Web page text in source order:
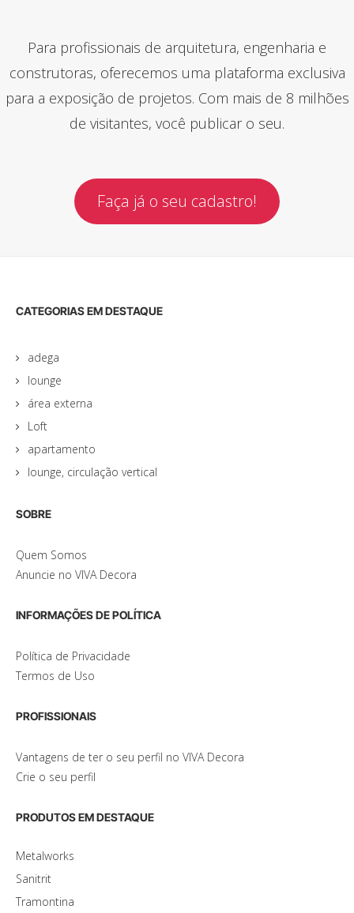
Para profissionais de arquitetura, engenharia e
construtoras, oferecemos uma plataforma exclusiva
para a exposição de projetos. Com mais de 8 milhões
de visitantes, você publicar o seu.
Faça já o seu cadastro!
CATEGORIAS EM DESTAQUE
adega
lounge
área externa
Loft
apartamento
lounge, circulação vertical
SOBRE
Quem Somos
Anuncie no VIVA Decora
INFORMAÇÕES DE POLÍTICA
Política de Privacidade
Termos de Uso
PROFISSIONAIS
Vantagens de ter o seu perfil no VIVA Decora
Crie o seu perfil
PRODUTOS EM DESTAQUE
Metalworks
Sanitrit
Tramontina